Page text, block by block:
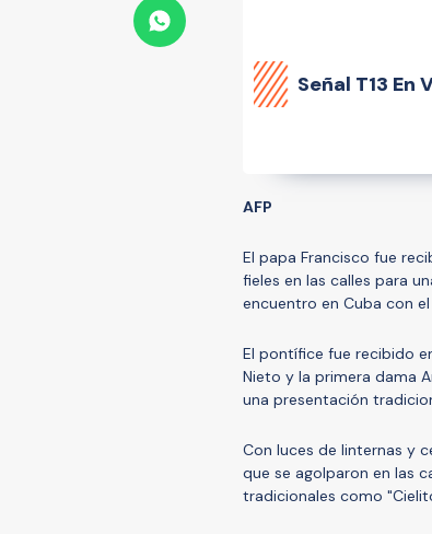
Señal T13 En
AFP
El papa Francisco fue
fieles en las calles para
encuentro en Cuba con
El pontífice fue recibido
Nieto y la primera dama
una presentación
Con luces de linternas y
que se agolparon en las
tradicionales como